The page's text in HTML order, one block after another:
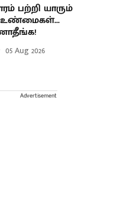
பற்றி யாரும்
05 Aug 2026
Advertisement